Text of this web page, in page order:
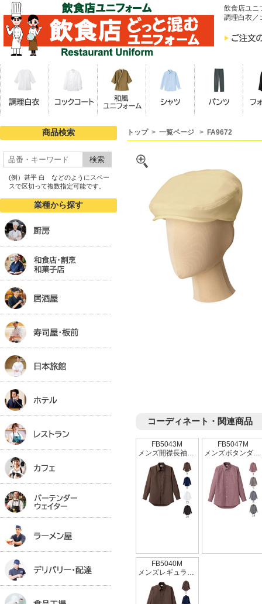
飲食店ユニ
調理白衣／
商品検索
検索
(例）甚平 白 などのようにスペー
スで区切って複数指定可能です。
業種から探す
トップ> 一覧ページ > FA9672
コーディネート・関連商品
FB5043M
メンズ開襟長袖シャツ
FB5047M
メンズボタンダウン長袖シャツ
FB5040M
メンズレギュラーカラー長袖シャツ